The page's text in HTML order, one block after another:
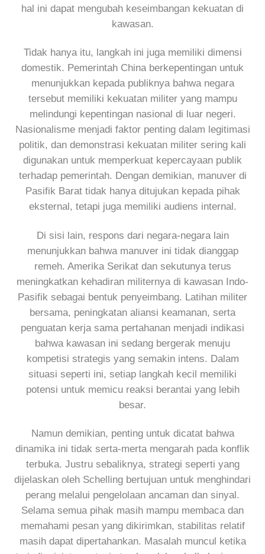
hal ini dapat mengubah keseimbangan kekuatan di
kawasan.
Tidak hanya itu, langkah ini juga memiliki dimensi
domestik. Pemerintah China berkepentingan untuk
menunjukkan kepada publiknya bahwa negara
tersebut memiliki kekuatan militer yang mampu
melindungi kepentingan nasional di luar negeri.
Nasionalisme menjadi faktor penting dalam legitimasi
politik, dan demonstrasi kekuatan militer sering kali
digunakan untuk memperkuat kepercayaan publik
terhadap pemerintah. Dengan demikian, manuver di
Pasifik Barat tidak hanya ditujukan kepada pihak
eksternal, tetapi juga memiliki audiens internal.
Di sisi lain, respons dari negara-negara lain
menunjukkan bahwa manuver ini tidak dianggap
remeh. Amerika Serikat dan sekutunya terus
meningkatkan kehadiran militernya di kawasan Indo-
Pasifik sebagai bentuk penyeimbang. Latihan militer
bersama, peningkatan aliansi keamanan, serta
penguatan kerja sama pertahanan menjadi indikasi
bahwa kawasan ini sedang bergerak menuju
kompetisi strategis yang semakin intens. Dalam
situasi seperti ini, setiap langkah kecil memiliki
potensi untuk memicu reaksi berantai yang lebih
besar.
Namun demikian, penting untuk dicatat bahwa
dinamika ini tidak serta-merta mengarah pada konflik
terbuka. Justru sebaliknya, strategi seperti yang
dijelaskan oleh Schelling bertujuan untuk menghindari
perang melalui pengelolaan ancaman dan sinyal.
Selama semua pihak masih mampu membaca dan
memahami pesan yang dikirimkan, stabilitas relatif
masih dapat dipertahankan. Masalah muncul ketika